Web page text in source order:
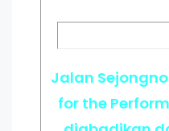
Jalan
for the